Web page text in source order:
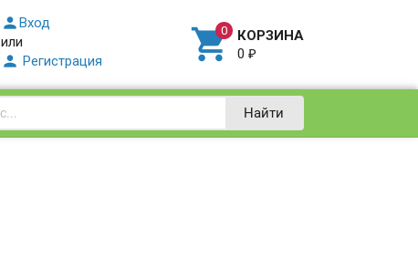
Вход
или
 Регистрация  КОРЗИНА
0₽
Найти